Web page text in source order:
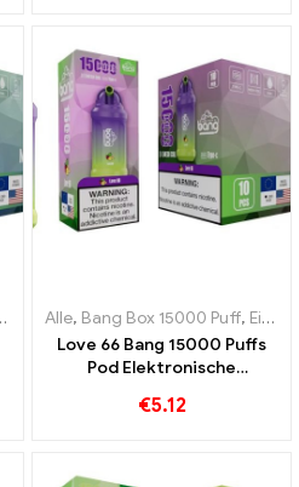
,
Alle, Bang Box 15000 Puff, Einweg-E-Zigaretten Schweden
Love 66 Bang 15000 Puffs
Pod Elektronische
perfekte Kombination aus
€5.12